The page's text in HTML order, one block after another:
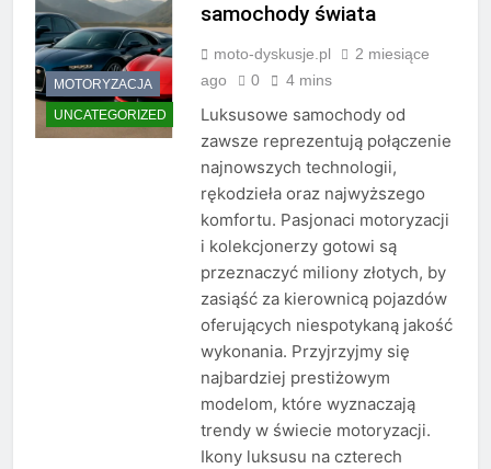
MOTORYZACJA
UNCATEGORIZED
samochody świata
moto-dyskusje.pl
2 miesiące
ago
0 4 mins
Luksusowe samochody od
zawsze reprezentują połączenie
najnowszych technologii,
rękodzieła oraz najwyższego
komfortu. Pasjonaci motoryzacji
i kolekcjonerzy gotowi są
przeznaczyć miliony złotych, by
zasiąść za kierownicą pojazdów
oferujących niespotykaną jakość
wykonania. Przyjrzyjmy się
najbardziej prestiżowym
modelom, które wyznaczają
trendy w świecie motoryzacji.
Ikony luksusu na czterech